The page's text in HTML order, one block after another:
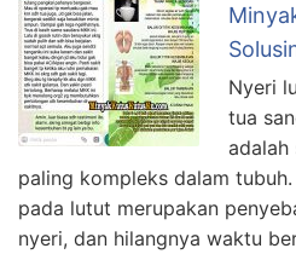
Nyeri
tua
adalah
paling kompleks dalam
pada lutut merupakan
nyeri, dan hilangnya waktu